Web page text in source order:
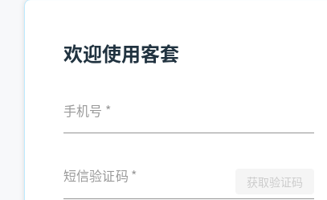
欢迎使用客套
手机号 *
短信验证码 * 获取验证码